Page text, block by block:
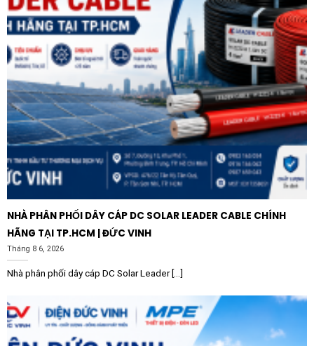
Sản phẩmMặt đấu dây có cầu chì 13A Schneider
E8331DFSGN_WE_G19chính hãng đảm bảo tuân thủ
các tiêu chuẩn an toàn điện quốc tế nghiêm ngặt nhất.
Khi chọn mua hàng chính hãng, bạn sẽ nhận được sự
cam kết về chất lượng vật liệu, độ chính xác trong cơ
cấu cơ khí và dịch vụ hậu mãi chu đáo. Đầu tư vào thiết
bị điện Schneider không chỉ là đầu tư cho sự tiện nghi
mà còn là đầu tư cho sự an toàn lâu dài của gia đình và
công trình của bạn.
NHÀ PHÂN PHỐI DÂY CÁP DC SOLAR LEADER CABLE CHÍNH
HÃNG TẠI TP.HCM | ĐỨC VINH
Tháng 8 6, 2026
Nhà phân phối dây cáp DC Solar Leader [...]